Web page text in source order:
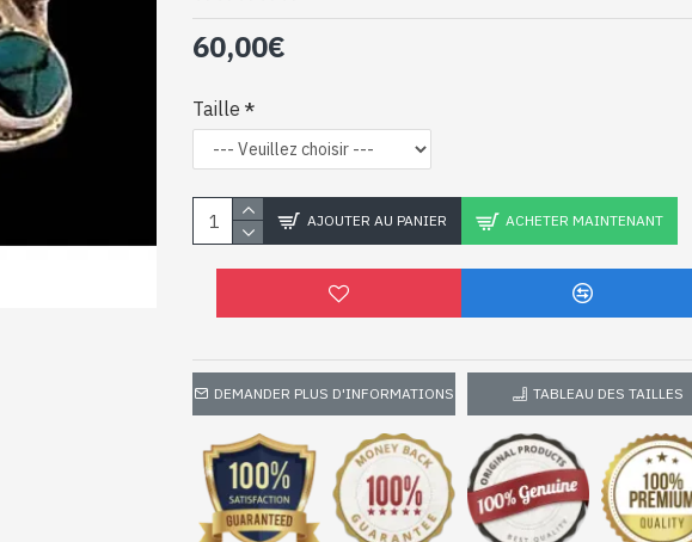
60,00€
Taille
AJOUTER AU PANIER ACHETER MAINTENANT
DEMANDER PLUS D'INFORMATIONS TABLEAU DES TAILLES